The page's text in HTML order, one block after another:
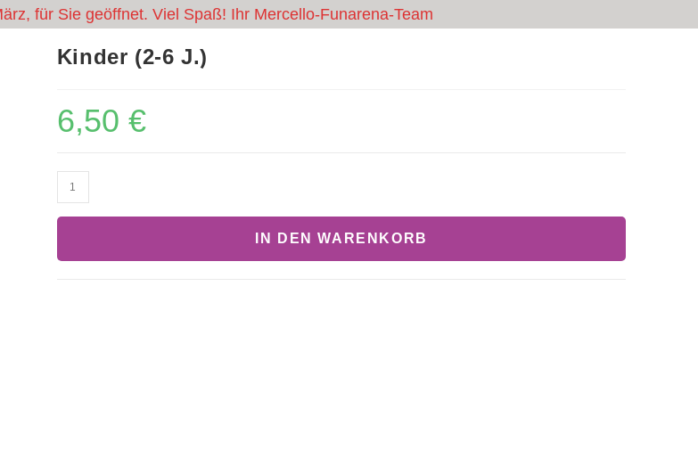
für Sie geöffnet. Viel Spaß! Ihr Mercello-Funarena-Team
FUN-ARENA
Kinder (2-6 J.)
6,50 €
IN DEN WARENKORB